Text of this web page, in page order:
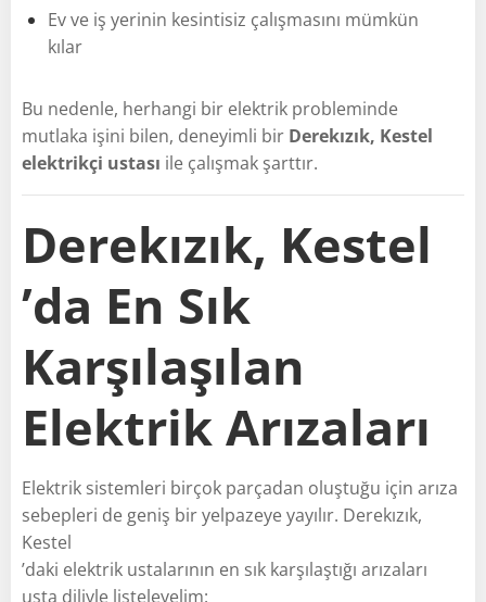
Ev ve iş yerinin kesintisiz çalışmasını mümkün
kılar
Bu nedenle, herhangi bir elektrik probleminde
mutlaka işini bilen, deneyimli bir Derekızık, Kestel
elektrikçi ustası ile çalışmak şarttır.
Derekızık, Kestel
’da En Sık
Karşılaşılan
Elektrik Arızaları
Elektrik sistemleri birçok parçadan oluştuğu için arıza
sebepleri de geniş bir yelpazeye yayılır. Derekızık,
Kestel
’daki elektrik ustalarının en sık karşılaştığı arızaları
usta diliyle listeleyelim: